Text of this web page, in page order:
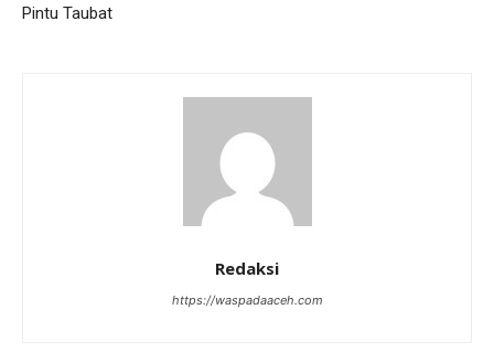
Pintu Taubat
Redaksi
https://waspadaaceh.com